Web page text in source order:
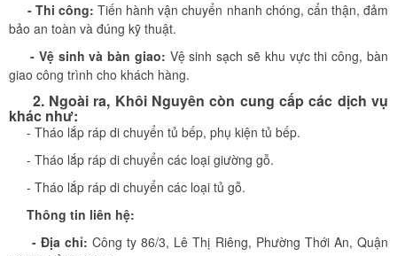
- Thi công: Tiến hành vận chuyển nhanh chóng, cẩn thận, đảm
bảo an toàn và đúng kỹ thuật.
- Vệ sinh và bàn giao: Vệ sinh sạch sẽ khu vực thi công, bàn
giao công trình cho khách hàng.
2. Ngoài ra, Khôi Nguyên​ còn cung cấp các dịch vụ
khác như:
- Tháo lắp ráp di chuyển tủ bếp, phụ kiện tủ bếp.
- Tháo lắp ráp di chuyển các loại giường gỗ.
- Tháo lắp ráp di chuyển các loại tủ gỗ.
Thông tin liên hệ:
- Địa chỉ: Công ty 86/3, Lê Thị Riêng, Phường Thới An, Quận
Vừa qua tôi có chuyển văn phòng từ 3/2 về đường Cộng